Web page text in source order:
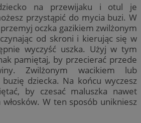
na przewijaku i otul je
przystąpić do mycia buzi. W
oczka gazikiem zwilżonym
od skroni i kierując się w
wyczyść uszka. Użyj w tym
pamiętaj, by przecierać przede
Zwilżonym wacikiem lub
dziecka. Na końcu wyczesz
by czesać maluszka nawet
W ten sposób unikniesz